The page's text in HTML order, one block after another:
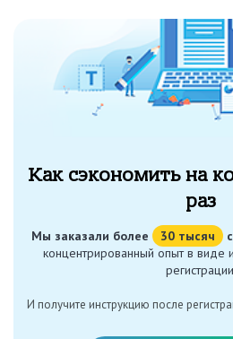
Как сэкономить на
раз
Мы заказали более 30 тысяч
концентрированный опыт в виде
И получите инструкцию после